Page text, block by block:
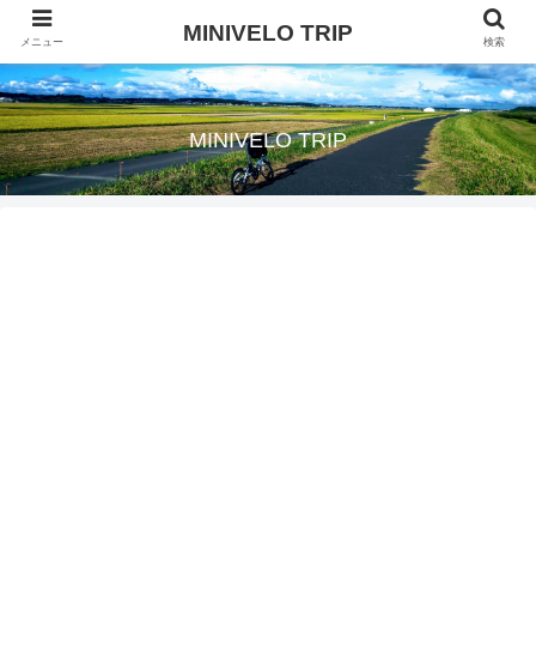
自転車旅に行きたい
MINIVELO TRIP
メニュー MINIVELO TRIP 検索